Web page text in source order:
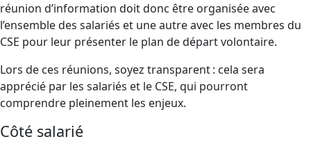
réunion d’information doit donc être organisée avec
l’ensemble des salariés et une autre avec les membres du
CSE pour leur présenter le plan de départ volontaire.
Lors de ces réunions, soyez transparent : cela sera
apprécié par les salariés et le CSE, qui pourront
comprendre pleinement les enjeux.
Côté salarié